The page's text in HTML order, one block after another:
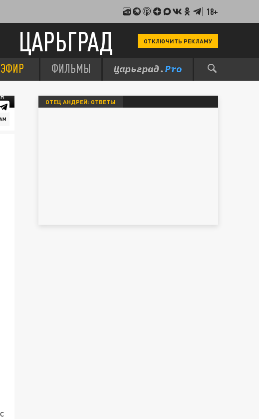
18+
ЦАРЬГРАД ОТКЛЮЧИТЬ РЕКЛАМУ
ЭФИР ФИЛЬМЫ
ОТЕЦ АНДРЕЙ: ОТВЕТЫ